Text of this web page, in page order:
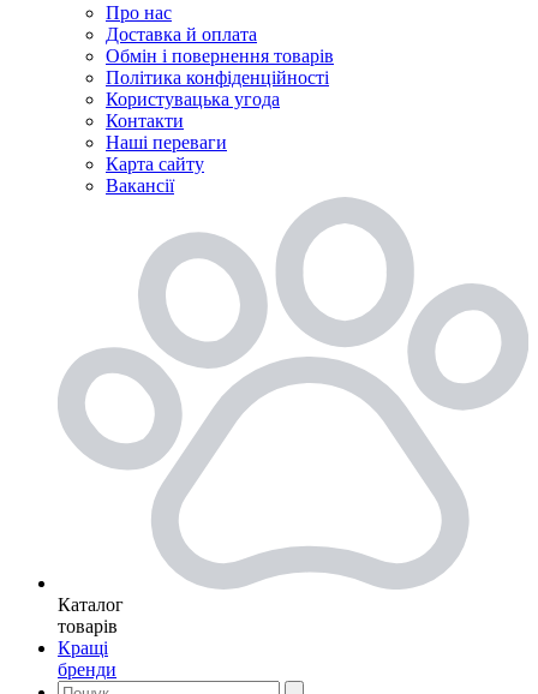
Про нас
Доставка й оплата
Обмін і повернення товарів
Політика конфіденційності
Користувацька угода
Контакти
Наші переваги
Карта сайту
Вакансії
Каталог
товарів
Кращі
бренди